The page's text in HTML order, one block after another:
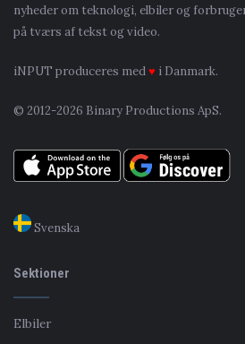
nyheder om teknologi, elbiler og
på tværs af tekst og video.
iNPUT produceres med♥ i Danmark.
© 2012-2026 Binary Productions ApS.
Svenska
Sektioner
Elbiler